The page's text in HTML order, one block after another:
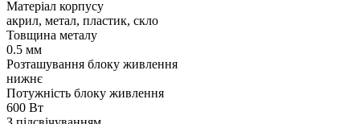
Матеріал корпусу
акрил, метал, пластик, скло
Товщина металу
0.5 мм
Розташування блоку живлення
нижнє
Потужність блоку живлення
600 Вт